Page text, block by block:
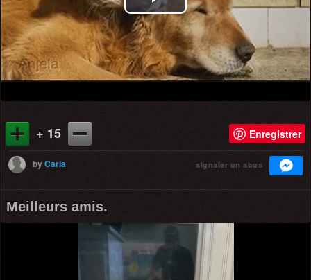
Play
Video
+ 15 Enregistrer
byCarla signaler un abus
Meilleurs amis.